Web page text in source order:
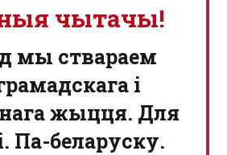
чытачы!
мы ствараем
і
жыцця. Для
Па-беларуску.